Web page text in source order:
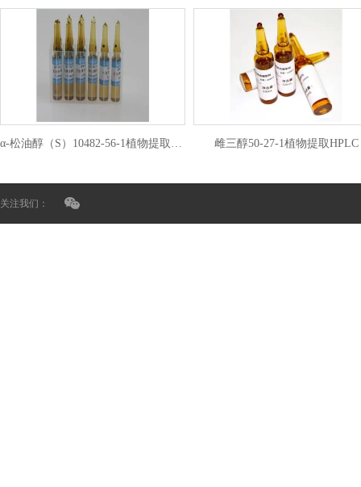
α-松油醇（S）10482-56-1植物提取HPLC 雌三醇50-27-1植物提取HPLC
关注我们：